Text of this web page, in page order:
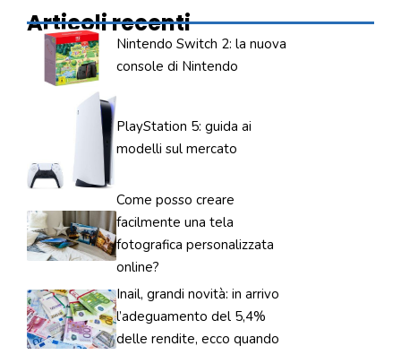
Articoli recenti
Nintendo Switch 2: la nuova
console di Nintendo
PlayStation 5: guida ai
modelli sul mercato
Come posso creare
facilmente una tela
fotografica personalizzata
online?
Inail, grandi novità: in arrivo
l’adeguamento del 5,4%
delle rendite, ecco quando